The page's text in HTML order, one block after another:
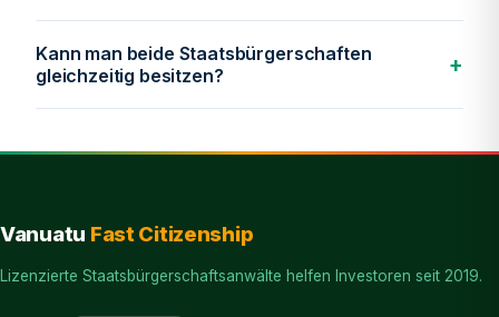
Kann man beide Staatsbürgerschaften
gleichzeitig besitzen?
+
Vanuatu Fast Citizenship
Lizenzierte Staatsbürgerschaftsanwälte helfen Investoren seit 2019.